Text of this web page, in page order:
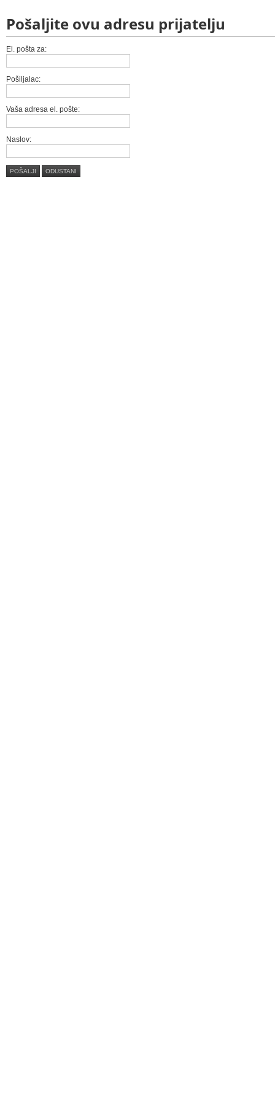
Pošaljite ovu adresu prijatelju
El. pošta za:
Pošiljalac:
Vaša adresa el. pošte:
Naslov:
POŠALJI ODUSTANI